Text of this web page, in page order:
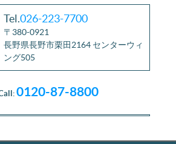
Tel.026-223-7700
〒380-0921
長野県長野市栗田2164 センターウィ
ング505
0120-87-8800